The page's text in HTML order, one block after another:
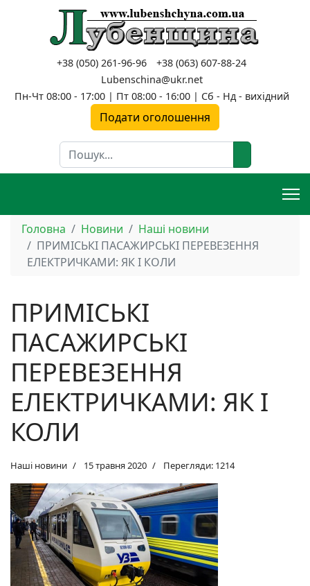
+38 (050) 261-96-96
+38 (063) 607-88-24
Lubenschina@ukr.net
Пн-Чт 08:00 - 17:00 | Пт 08:00 - 16:00 | Сб - Нд - вихідний
Подати оголошення
Пошук
Головна Новини
Наші новини
ПРИМІСЬКІ ПАСАЖИРСЬКІ ПЕРЕВЕЗЕННЯ
ЕЛЕКТРИЧКАМИ: ЯК І КОЛИ
ПРИМІСЬКІ
ПАСАЖИРСЬКІ
ПЕРЕВЕЗЕННЯ
ЕЛЕКТРИЧКАМИ: ЯК І
КОЛИ
Наші новини 15 травня 2020 Перегляди: 1214